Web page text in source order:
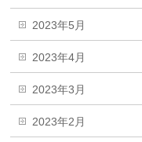
2023年5月
2023年4月
2023年3月
2023年2月